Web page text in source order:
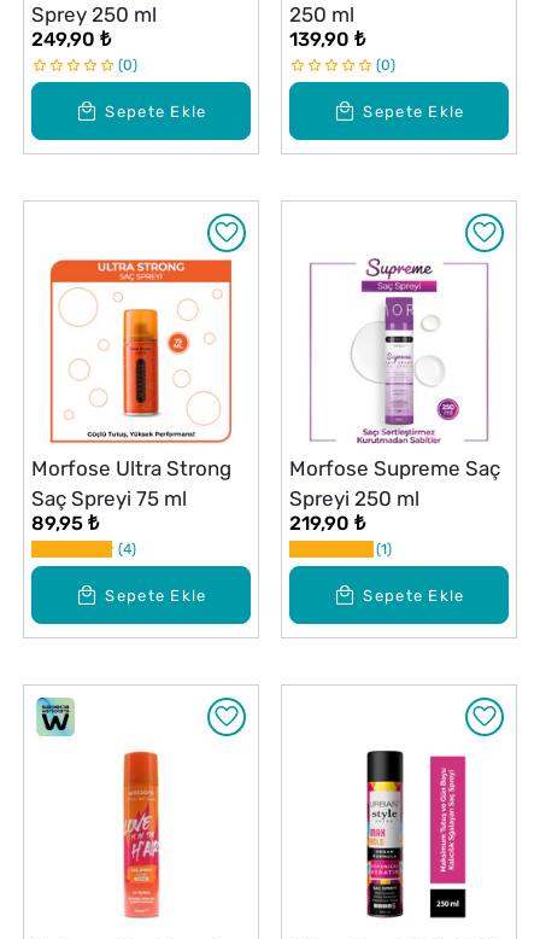
Sepete Ekle
Sprey 250 ml
249,90 ₺
0
Sepete Ekle
250 ml
139,90 ₺
0
Sepete Ekle
Morfose Ultra Strong
Saç Spreyi 75 ml
89,95 ₺
4
Sepete Ekle
Morfose Supreme Saç
Spreyi 250 ml
219,90 ₺
1